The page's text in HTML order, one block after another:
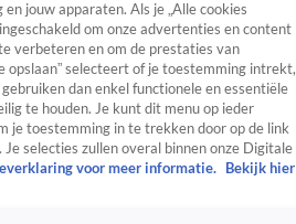
jouw apparaten. Als je „Alle cookies
om onze advertenties en content
verbeteren en om de prestaties van
opslaan” selecteert of je toestemming intrekt,
dan enkel functionele en essentiële
te houden. Je kunt dit menu op ieder
je toestemming in te trekken door op de link
selecties zullen overal binnen onze Digitale
voor meer informatie.
Bekijk hier